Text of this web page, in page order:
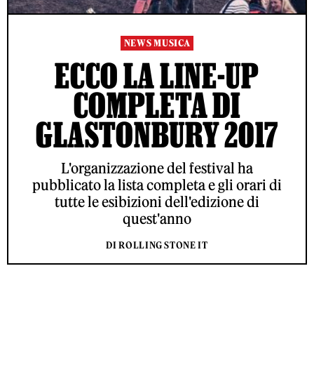
NEWS MUSICA
ECCO LA LINE-UP
COMPLETA DI
GLASTONBURY 2017
L'organizzazione del festival ha
pubblicato la lista completa e gli orari di
tutte le esibizioni dell'edizione di
quest'anno
DI ROLLING STONE IT